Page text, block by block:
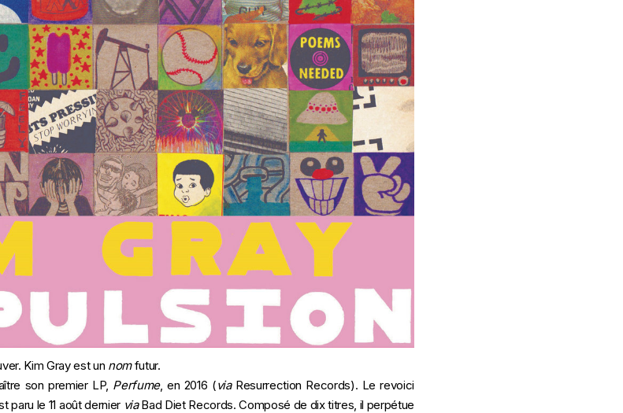
Kim Gray est un nomfutur.
son premier LP, Perfume, en 2016 (viaResurrection Records). Le revoici
paru le 11 août dernier viaBad Diet Records. Composé de dix titres, il perpétue